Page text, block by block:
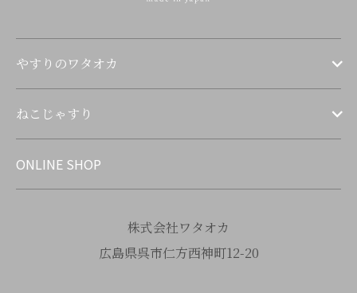
やすりのワタオカ
ねこじゃすり
ONLINE SHOP
株式会社ワタオカ
広島県呉市仁方西神町12-20